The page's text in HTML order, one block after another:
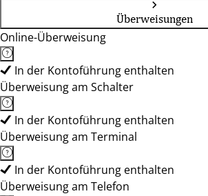
Überweisungen
Online-Überweisung
In der Kontoführung enthalten
Überweisung am Schalter
In der Kontoführung enthalten
Überweisung am Terminal
In der Kontoführung enthalten
Überweisung am Telefon